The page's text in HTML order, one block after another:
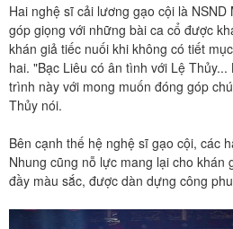
Hai nghệ sĩ cải lương gạo cội là
góp giọng với những bài ca cổ được
khán giả tiếc nuối khi không có tiết
hai. "Bạc Liêu có ân tình với Lệ
trình này với mong muốn đóng góp
Thủy nói.
Bên cạnh thế hệ nghệ sĩ gạo cội, các
Nhung cũng nỗ lực mang lại cho khán
đầy màu sắc, được dàn dựng công